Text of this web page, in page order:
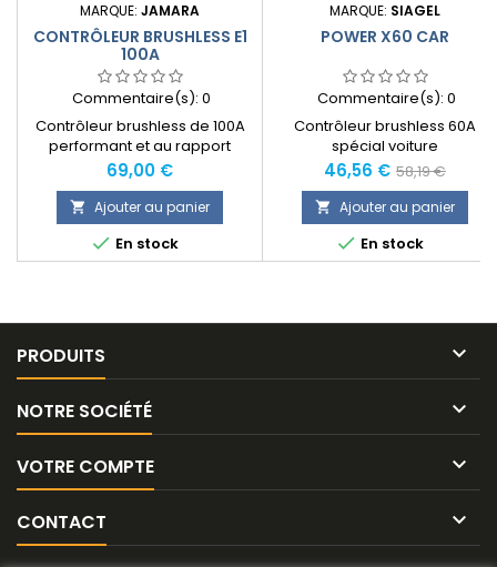
MARQUE: JAMARA
CONTRÔLEUR BRUSHLESS E1
100A
Commentaire(s): 0
Contrôleur brushless de 100A
performant et au rapport
qualité prix très avantageux.
Prix
69,00 €
 Ajouter au panier
 En stock
MARQUE: SIAGEL
POWER X60 CAR
Commentaire(s): 0
Contrôleur brushless 60A
spécial voiture
Prix
46,56 € Prix
normal
58,19 €
 Ajouter au panier
 En stock
PRODUITS 
NOTRE SOCIÉTÉ 
VOTRE COMPTE 
CONTACT 